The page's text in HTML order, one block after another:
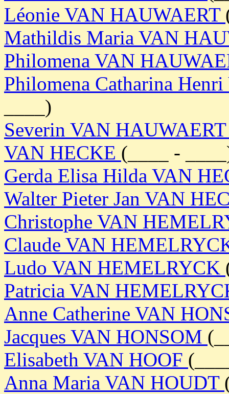
Léonie VAN HAUWAERT
Mathildis Maria VAN
Philomena VAN
Philomena Catharina
____)
Severin VAN
VAN HECKE (____ -
Gerda Elisa Hilda VAN
Walter Pieter Jan VAN
Christophe VAN
Claude VAN
Ludo VAN HEMELRYCK
Patricia VAN
Anne Catherine VAN
Jacques VAN HONSOM
Elisabeth VAN HOOF
Anna Maria VAN HOUDT